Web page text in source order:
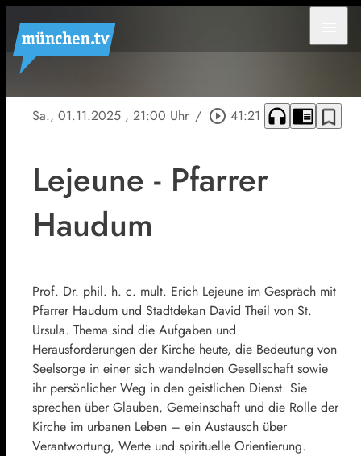
Sa., 01.11.2025 , 21:00 Uhr / play_circle_outline 41:21 headphones chrome_reader_mode bookmark_border
Lejeune - Pfarrer
Haudum
Prof. Dr. phil. h. c. mult. Erich Lejeune im Gespräch mit
Pfarrer Haudum und Stadtdekan David Theil von St.
Ursula. Thema sind die Aufgaben und
Herausforderungen der Kirche heute, die Bedeutung von
Seelsorge in einer sich wandelnden Gesellschaft sowie
ihr persönlicher Weg in den geistlichen Dienst. Sie
sprechen über Glauben, Gemeinschaft und die Rolle der
Kirche im urbanen Leben – ein Austausch über
Verantwortung, Werte und spirituelle Orientierung.